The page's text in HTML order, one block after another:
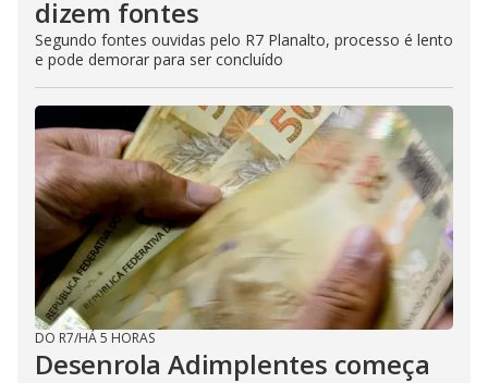
dizem fontes
Segundo fontes ouvidas pelo R7 Planalto, processo é lento
e pode demorar para ser concluído
DO R7/HÁ 5 HORAS
Desenrola Adimplentes começa